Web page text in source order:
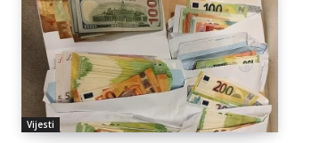
Vijesti